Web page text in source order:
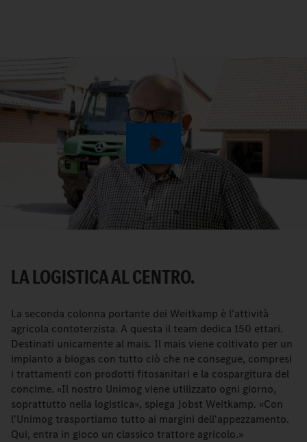
Play
Video
LA LOGISTICA AL CENTRO.
La seconda colonna portante dei Weitkamp è l'attività
agricola contoterzista. A questa il team dedica 150 ettari.
Destinati unicamente al mais. Il mais viene coltivato per un
impianto a biogas con tutto ciò che ne consegue, compresi
i trattamenti con prodotti fitosanitari e la cospargitura del
concime. «Il nostro Unimog viene utilizzato ogni giorno,
soprattutto nella logistica», spiega Jobst Weitkamp. «Con
l'Unimog trasportiamo tutto ai margini dell'appezzamento.
Qui, entra in gioco un classico trattore agricolo.»